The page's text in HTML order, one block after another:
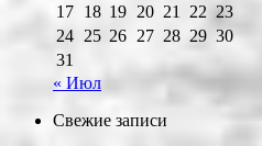
17 18 19 20 21 22 23
24 25 26 27 28 29 30
31
« Июл
Свежие записи